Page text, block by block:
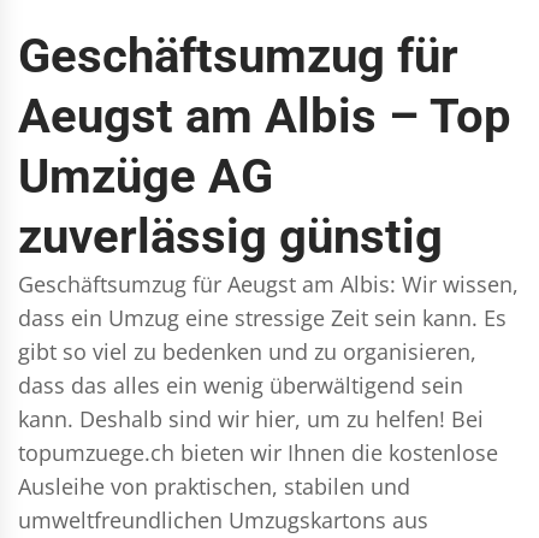
Geschäftsumzug für
Aeugst am Albis – Top
Umzüge AG
zuverlässig günstig
Geschäftsumzug für Aeugst am Albis: Wir wissen,
dass ein Umzug eine stressige Zeit sein kann. Es
gibt so viel zu bedenken und zu organisieren,
dass das alles ein wenig überwältigend sein
kann. Deshalb sind wir hier, um zu helfen! Bei
topumzuege.ch bieten wir Ihnen die kostenlose
Ausleihe von praktischen, stabilen und
umweltfreundlichen Umzugskartons aus